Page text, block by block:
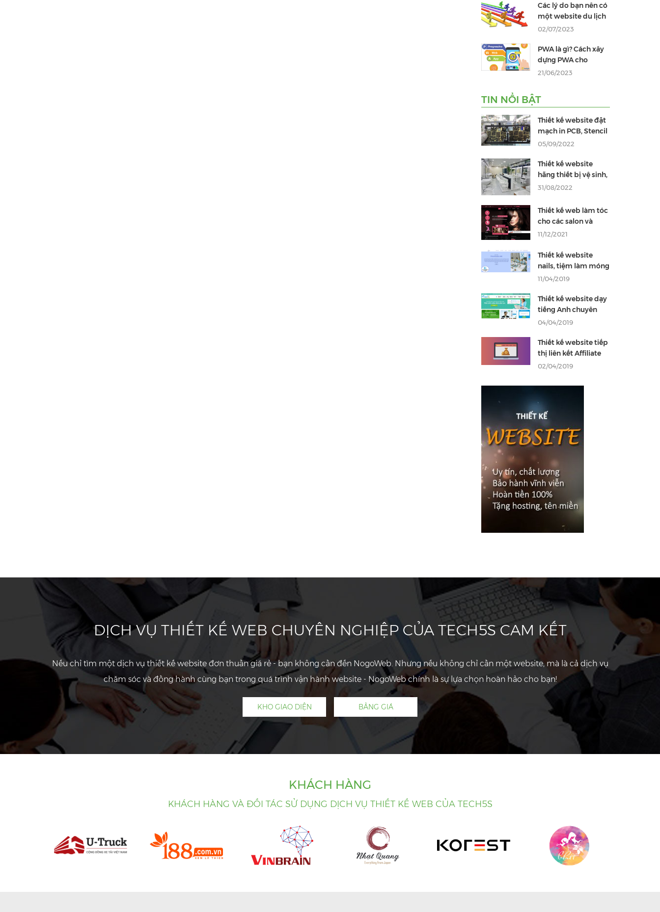
Các lý do bạn nên có
một website du lịch
02/07/2023
PWA là gì? Cách xây
dựng PWA cho
website
21/06/2023
TIN NỔI BẬT
Thiết kế website đặt
mạch in PCB, Stencil
05/09/2022
Thiết kế website
hãng thiết bị vệ sinh,
phòng tắm chuyên
31/08/2022
Thiết kế web làm tóc
cho các salon và
tiệm làm tóc chuyên
11/12/2021
Thiết kế website
nails, tiệm làm móng
chuyên nghiệp thu
11/04/2019
Thiết kế website dạy
tiếng Anh chuyên
nghiệp thu hút học
04/04/2019
Thiết kế website tiếp
thị liên kết Affiliate
kiếm tiền online hiệu
02/04/2019
DỊCH VỤ THIẾT KẾ WEB CHUYÊN NGHIỆP CỦA TECH5S CAM KẾT
Nếu chỉ tìm một dịch vụ thiết kế website đơn thuần giá rẻ - bạn không cần đến NogoWeb. Nhưng nếu không chỉ cần một website, mà là cả dịch vụ
chăm sóc và đồng hành cùng bạn trong quá trình vận hành website - NogoWeb chính là sự lựa chọn hoàn hảo cho bạn!
KHO GIAO DIỆN BẢNG GIÁ
KHÁCH HÀNG
KHÁCH HÀNG VÀ ĐỐI TÁC SỬ DỤNG DỊCH VỤ THIẾT KẾ WEB CỦA TECH5S